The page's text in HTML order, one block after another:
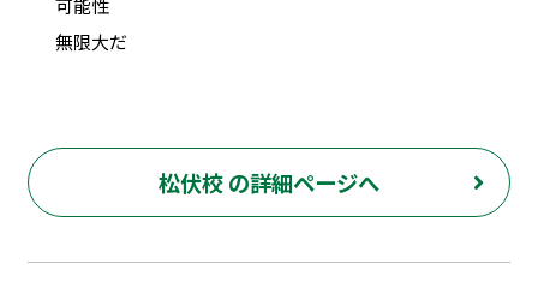
可能性
無限大だ
松伏校 の詳細ページへ